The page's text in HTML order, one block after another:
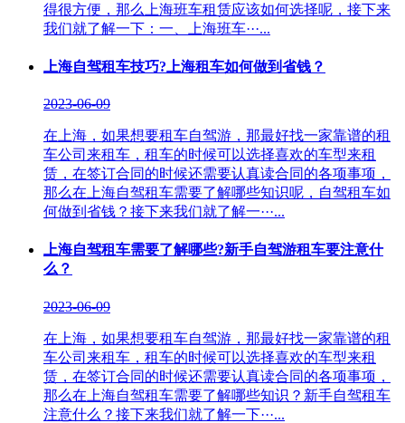
得很方便，那么上海班车租赁应该如何选择呢，接下来
我们就了解一下：一、上海班车···...
上海自驾租车技巧?上海租车如何做到省钱？
2023-06-09
在上海，如果想要租车自驾游，那最好找一家靠谱的租
车公司来租车，租车的时候可以选择喜欢的车型来租
赁，在签订合同的时候还需要认真读合同的各项事项，
那么在上海自驾租车需要了解哪些知识呢，自驾租车如
何做到省钱？接下来我们就了解一···...
上海自驾租车需要了解哪些?新手自驾游租车要注意什
么？
2023-06-09
在上海，如果想要租车自驾游，那最好找一家靠谱的租
车公司来租车，租车的时候可以选择喜欢的车型来租
赁，在签订合同的时候还需要认真读合同的各项事项，
那么在上海自驾租车需要了解哪些知识？新手自驾租车
注意什么？接下来我们就了解一下···...